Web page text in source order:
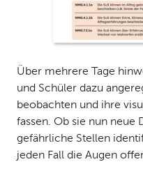
Über mehrere Tage
und Schüler dazu
beobachten und ihre
fassen. Ob sie nun neue
gefährliche Stellen
jeden Fall die Augen